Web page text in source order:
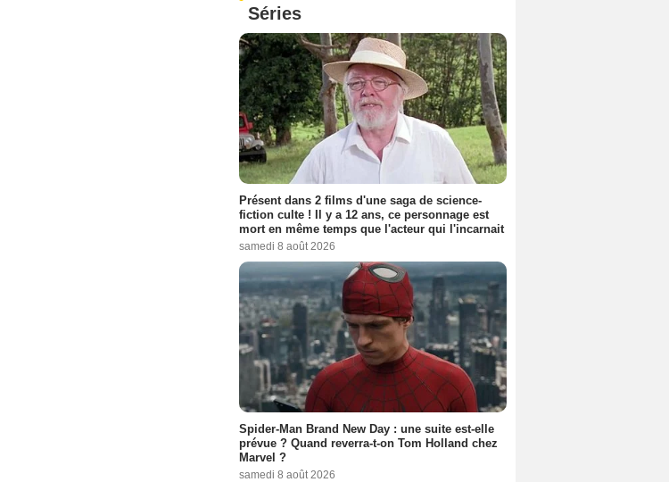
Séries
Présent dans 2 films d'une saga de science-
fiction culte ! Il y a 12 ans, ce personnage est
mort en même temps que l'acteur qui l'incarnait
samedi 8 août 2026
Spider-Man Brand New Day : une suite est-elle
prévue ? Quand reverra-t-on Tom Holland chez
Marvel ?
samedi 8 août 2026